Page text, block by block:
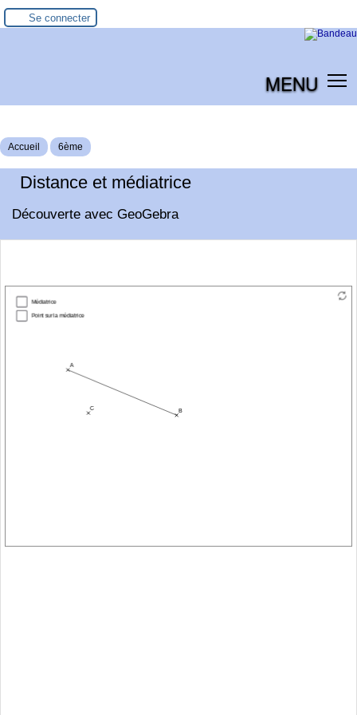
Se connecter
MENU
Accueil 6ème
Distance et médiatrice
Découverte avec GeoGebra